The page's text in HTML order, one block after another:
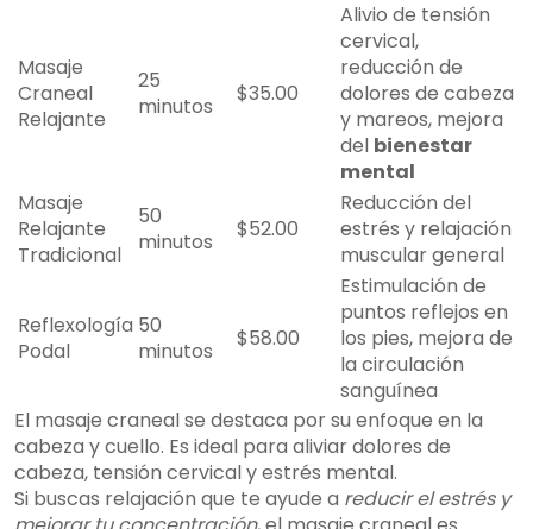
Masaje
Craneal
Relajante
25
minutos
$35.00
Alivio de tensión
cervical,
reducción de
dolores de cabeza
y mareos, mejora
del bienestar
mental
Masaje
Relajante
Tradicional
50
minutos
$52.00
Reducción del
estrés y relajación
muscular general
Reflexología
Podal
50
minutos
$58.00
Estimulación de
puntos reflejos en
los pies, mejora de
la circulación
sanguínea
El masaje craneal se destaca por su enfoque en la
cabeza y cuello. Es ideal para aliviar dolores de
cabeza, tensión cervical y estrés mental.
Si buscas relajación que te ayude a reducir el estrés y